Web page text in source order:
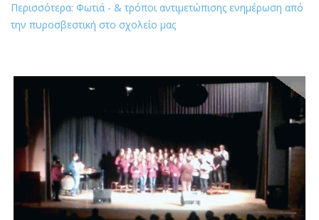
Περισσότερα: Φωτιά - & τρόποι αντιμετώπισης ενημέρωση από
την πυροσβεστική στο σχολείο μας